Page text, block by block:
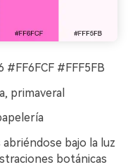
#FF6FCF #FFF5FB
primaveral
bajo la luz
botánicas